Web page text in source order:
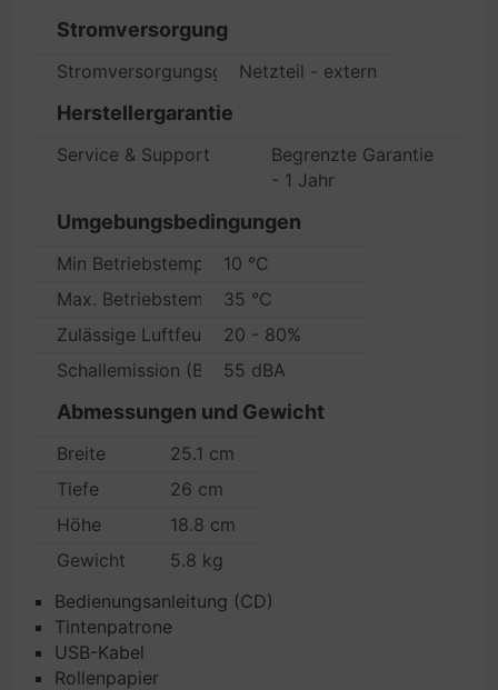
Stromversorgung
StromversorgungsgerätNetzteil - extern
Herstellergarantie
Service & Support
Begrenzte Garantie
- 1 Jahr
Umgebungsbedingungen
Min Betriebstemperatur
10 °C
Max. Betriebstemperatur
35 °C
Zulässige Luftfeuchtigkeit im Betrieb
20 - 80%
Schallemission (Betrieb)
55 dBA
Abmessungen und Gewicht
Breite
25.1 cm
Tiefe
26 cm
Höhe
18.8 cm
Gewicht
5.8 kg
Bedienungsanleitung (CD)
Tintenpatrone
USB-Kabel
Rollenpapier